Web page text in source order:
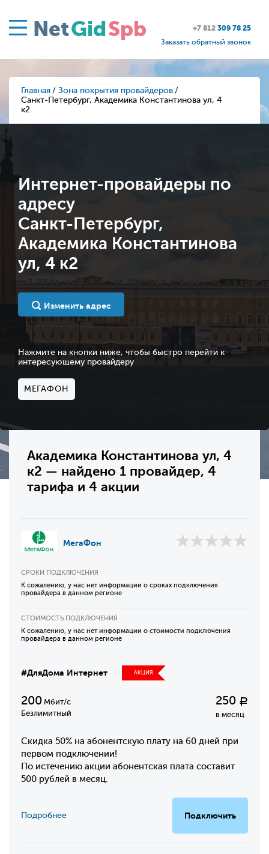
NetGidSpb +7 812 309 78 25
Заказать обратный звонок
Главная
Зона покрытия провайдеров
Санкт-Петербург, Академика Константинова ул, 4
к2
Интернет-провайдеры по
адресу
Санкт-Петербург,
Академика Константинова
ул, 4 к2
Изменить адрес
Нажмите на кнопки ниже, чтобы быстро перейти к
интересующему провайдеру
МЕГАФОН
Академика Константинова ул, 4
к2 — найдено 1 провайдер, 4
тарифа и 4 акции
МегаФон
СРОКИ ПОДКЛЮЧЕНИЯ
К сожалению, у нас нет информации о сроках подключения
провайдера в данном регионе
СТОИМОСТЬ ПОДКЛЮЧЕНИЯ
К сожалению, у нас нет информации о стоимости подключения
провайдера в данном регионе
#ДляДома Интернет АКЦИЯ
200 Мбит/с
Безлимитный
250 Р
в месяц
Скидка 50% на абонентскую плату на 60 дней при
первом подключении!
По истечению акции абонентская плата составит
500 рублей в месяц.
Подключить
Подробнее